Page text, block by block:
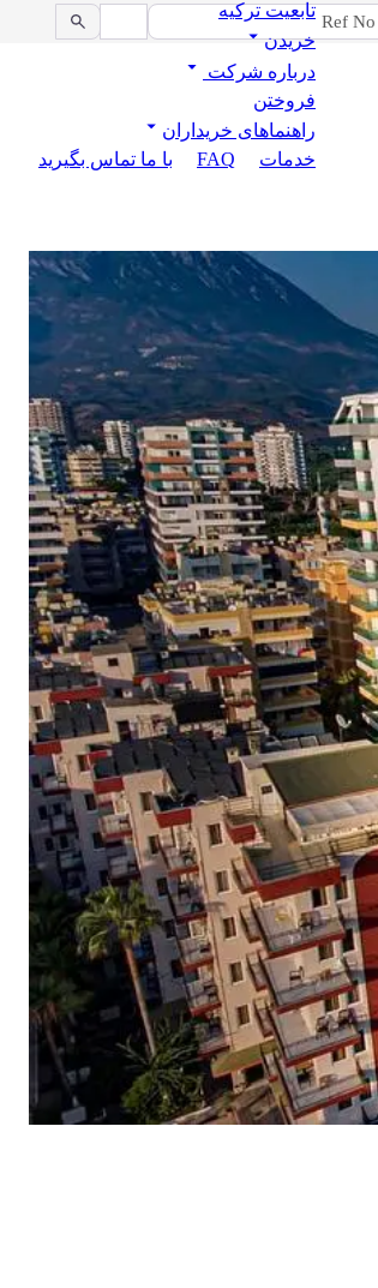
تابعیت ترکیه
خریدن
درباره شرکت
فروختن
راهنماهای خریداران
خدمات
FAQ با ما تماس بگیرید